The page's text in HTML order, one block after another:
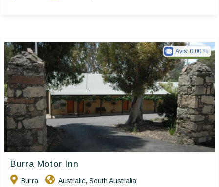
Golden Chain
Burra Motor Inn
Burra Australie, South Australia
Avis: 0.00